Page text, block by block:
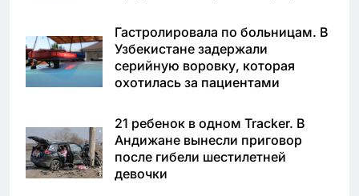
Гастролировала по больницам. В
Узбекистане задержали
серийную воровку, которая
охотилась за пациентами
21 ребенок в одном Tracker. В
Андижане вынесли приговор
после гибели шестилетней
девочки